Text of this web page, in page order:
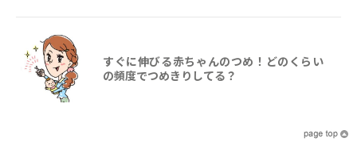
すぐに伸びる赤ちゃんのつめ！どのくらい
の頻度でつめきりしてる？